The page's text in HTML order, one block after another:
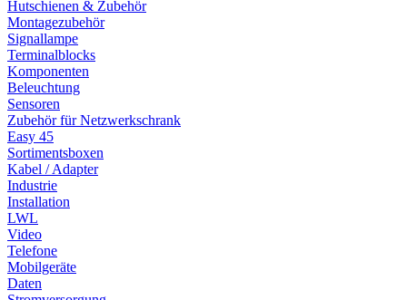
Hutschienen & Zubehör
Montagezubehör
Signallampe
Terminalblocks
Komponenten
Beleuchtung
Sensoren
Zubehör für Netzwerkschrank
Easy 45
Sortimentsboxen
Kabel / Adapter
Industrie
Installation
LWL
Video
Telefone
Mobilgeräte
Daten